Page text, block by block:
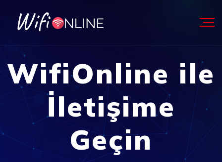
WifiOnline ile
İletişime
Geçin